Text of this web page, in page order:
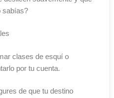
sabías?
clases de esquí o
por tu cuenta.
de que tu destino